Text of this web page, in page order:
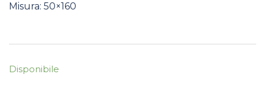
Misura: 50×160
Disponibile